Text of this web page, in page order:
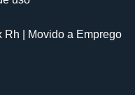
Rh | Movido a Emprego